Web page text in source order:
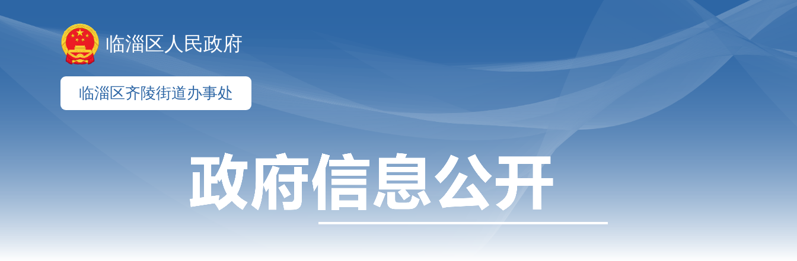
临淄区人民政府
临淄区齐陵街道办事处